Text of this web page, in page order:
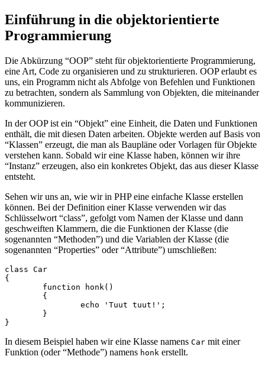
Einführung in die objektorientierte
Programmierung
Die Abkürzung “OOP” steht für objektorientierte Programmierung,
eine Art, Code zu organisieren und zu strukturieren. OOP erlaubt es
uns, ein Programm nicht als Abfolge von Befehlen und Funktionen
zu betrachten, sondern als Sammlung von Objekten, die miteinander
kommunizieren.
In der OOP ist ein “Objekt” eine Einheit, die Daten und Funktionen
enthält, die mit diesen Daten arbeiten. Objekte werden auf Basis von
“Klassen” erzeugt, die man als Baupläne oder Vorlagen für Objekte
verstehen kann. Sobald wir eine Klasse haben, können wir ihre
“Instanz” erzeugen, also ein konkretes Objekt, das aus dieser Klasse
entsteht.
Sehen wir uns an, wie wir in PHP eine einfache Klasse erstellen
können. Bei der Definition einer Klasse verwenden wir das
Schlüsselwort “class”, gefolgt vom Namen der Klasse und dann
geschweiften Klammern, die die Funktionen der Klasse (die
sogenannten “Methoden”) und die Variablen der Klasse (die
sogenannten “Properties” oder “Attribute”) umschließen:
class Car
{
In diesem Beispiel haben wir eine Klasse namens Car mit einer
Funktion (oder “Methode”) namens honk erstellt.